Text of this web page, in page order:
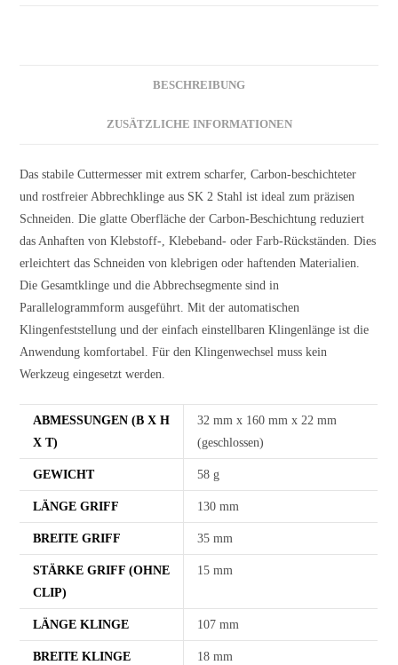
BESCHREIBUNG
ZUSÄTZLICHE INFORMATIONEN
Das stabile Cuttermesser mit extrem scharfer, Carbon-beschichteter
und rostfreier Abbrechklinge aus SK 2 Stahl ist ideal zum präzisen
Schneiden. Die glatte Oberfläche der Carbon-Beschichtung reduziert
das Anhaften von Klebstoff-, Klebeband- oder Farb-Rückständen. Dies
erleichtert das Schneiden von klebrigen oder haftenden Materialien.
Die Gesamtklinge und die Abbrechsegmente sind in
Parallelogrammform ausgeführt. Mit der automatischen
Klingenfeststellung und der einfach einstellbaren Klingenlänge ist die
Anwendung komfortabel. Für den Klingenwechsel muss kein
Werkzeug eingesetzt werden.
ABMESSUNGEN (B X H
X T)
32 mm x 160 mm x 22 mm
(geschlossen)
GEWICHT 58 g
LÄNGE GRIFF 130 mm
BREITE GRIFF 35 mm
STÄRKE GRIFF (OHNE
CLIP)
15 mm
LÄNGE KLINGE 107 mm
BREITE KLINGE 18 mm